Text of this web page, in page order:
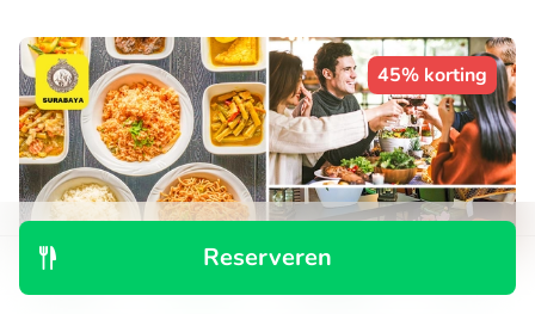
Reserveren
45% korting